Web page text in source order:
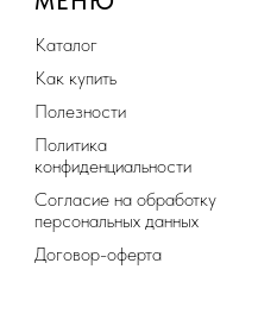
Каталог
Как купить
Полезности
Политика
конфиденциальности
Согласие на обработку
персональных данных
Договор-оферта